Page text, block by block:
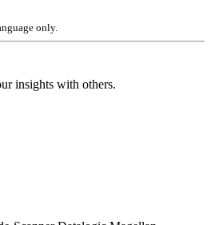
only.
insights with others.